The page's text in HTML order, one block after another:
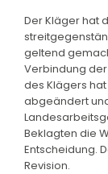
Der Kläger hat
geltend
Verbindung
des Klägers
abgeändert
Beklagten die
Entscheidung.
Revision.